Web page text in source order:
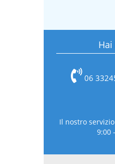
06
Il nostro
9:00